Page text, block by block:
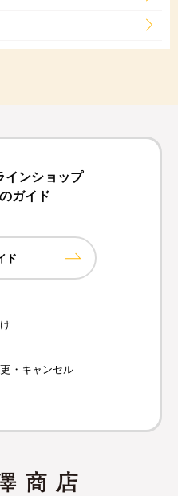
インショップ
ガイド
ド
・キャンセル